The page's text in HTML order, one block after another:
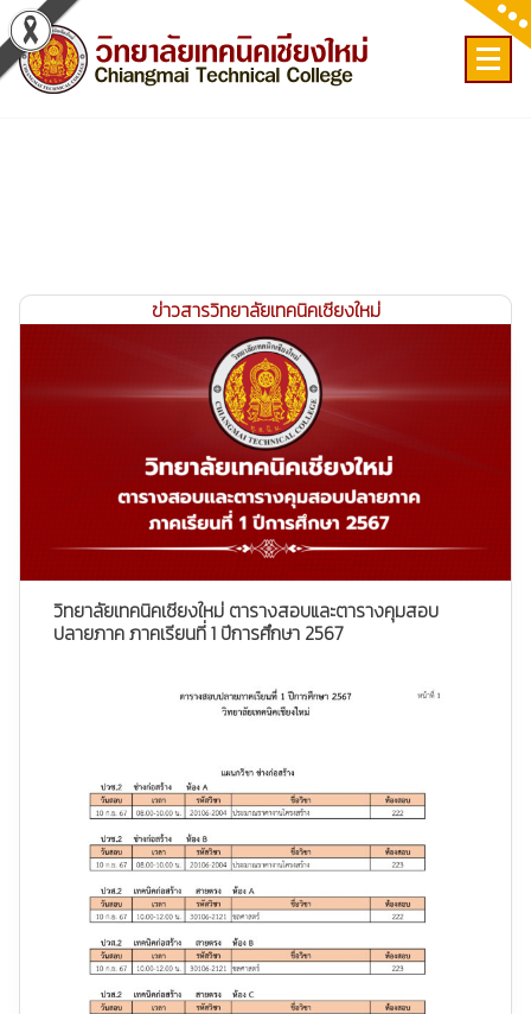
Skip
to
content
ข่าวสารวิทยาลัยเทคนิคเชียงใหม่
วิทยาลัยเทคนิคเชียงใหม่ ตารางสอบและตารางคุมสอบ
ปลายภาค ภาคเรียนที่ 1 ปีการศึกษา 2567